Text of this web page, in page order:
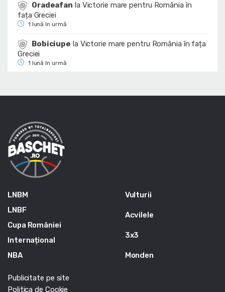
Oradeafan la Victorie mare pentru România în
fața Greciei
1 lună în urmă
Bobiciupe la Victorie mare pentru România în fața
Greciei
1 lună în urmă
LNBM
LNBF
Cupa României
Internațional
NBA
Vulturii
Acvilele
3x3
Monden
Publicitate pe site
Politica de Cookie